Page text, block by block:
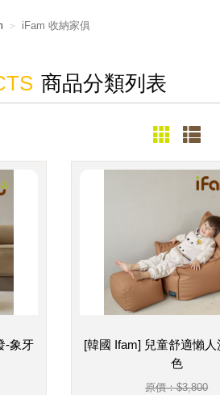
iFam 收納家俱
商品分類列表
-象牙
[韓國 Ifam] 兒童舒適懶
色
原價：$3,800